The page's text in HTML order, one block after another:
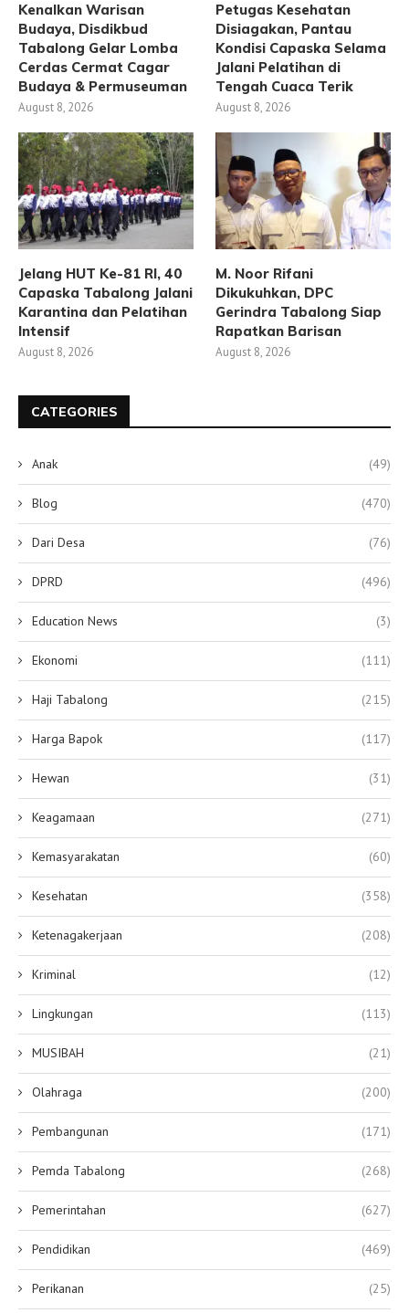
Kenalkan Warisan
Budaya, Disdikbud
Tabalong Gelar Lomba
Cerdas Cermat Cagar
Budaya & Permuseuman
August 8, 2026
Petugas Kesehatan
Disiagakan, Pantau
Kondisi Capaska Selama
Jalani Pelatihan di
Tengah Cuaca Terik
August 8, 2026
Jelang HUT Ke-81 RI, 40
Capaska Tabalong Jalani
Karantina dan Pelatihan
Intensif
August 8, 2026
M. Noor Rifani
Dikukuhkan, DPC
Gerindra Tabalong Siap
Rapatkan Barisan
August 8, 2026
CATEGORIES
Anak (49)
Blog (470)
Dari Desa (76)
DPRD (496)
Education News (3)
Ekonomi (111)
Haji Tabalong (215)
Harga Bapok (117)
Hewan (31)
Keagamaan (271)
Kemasyarakatan (60)
Kesehatan (358)
Ketenagakerjaan (208)
Kriminal (12)
Lingkungan (113)
MUSIBAH (21)
Olahraga (200)
Pembangunan (171)
Pemda Tabalong (268)
Pemerintahan (627)
Pendidikan (469)
Perikanan (25)